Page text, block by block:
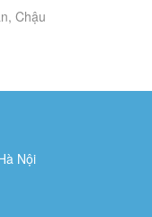
Chậu
Nội